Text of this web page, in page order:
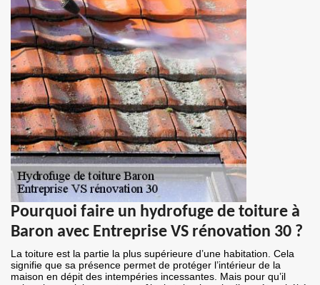
Pourquoi faire un hydrofuge de toiture à
Baron avec Entreprise VS rénovation 30 ?
La toiture est la partie la plus supérieure d’une habitation. Cela
signifie que sa présence permet de protéger l’intérieur de la
maison en dépit des intempéries incessantes. Mais pour qu’il